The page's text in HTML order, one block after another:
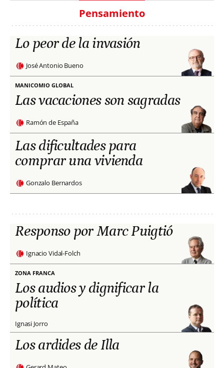
Pensamiento
Lo peor de la invasión
José Antonio Bueno
MANICOMIO GLOBAL
Las vacaciones son sagradas
Ramón de España
Las dificultades para
comprar una vivienda
Gonzalo Bernardos
Responso por Marc Puigtió
Ignacio Vidal-Folch
ZONA FRANCA
Los audios y dignificar la
política
Ignasi Jorro
Los ardides de Illa